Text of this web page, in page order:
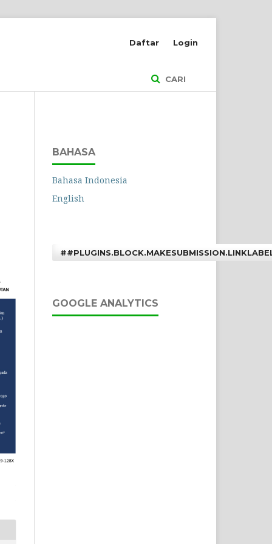
CARI
Daftar Login
BAHASA
Bahasa Indonesia
English
GOOGLE ANALYTICS